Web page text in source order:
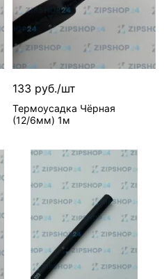
133 руб./шт
Термоусадка Чёрная
(12/6мм) 1м
В корзину
49 шт
Вид запчасти—
Термоусадка